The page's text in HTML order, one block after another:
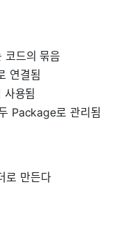
드의 묶음
연결됨
용됨
Package로 관리됨
로 만든다